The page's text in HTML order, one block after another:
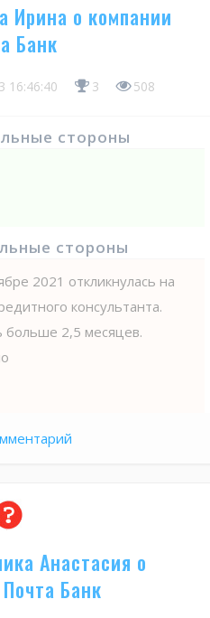
Ирина о компании
Банк
16:46:40 3 508
стороны
стороны
2021 откликнулась на
консультанта.
больше 2,5 месяцев.
Анастасия о
Банк